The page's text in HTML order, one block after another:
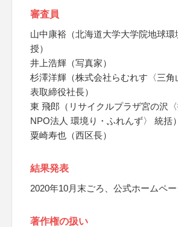
審査員
山中康裕（北海道大学大学院地球環
授）
井上浩輝（写真家）
杉澤洋輝（株式会社らむれす〈三角
表取締役社長）
東 飛郎（リサイクルプラザ宮の沢〈
NPO法人 環境り・ふれんず〉 統括）
粟崎寿也（西区長）
結果発表
2020年10月末ごろ、公式ホームペ
著作権の扱い